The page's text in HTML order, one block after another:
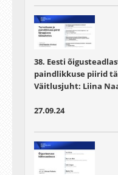
38. Eesti
paindlikkuse piirid
Väitlusjuht: Liina
27.09.24